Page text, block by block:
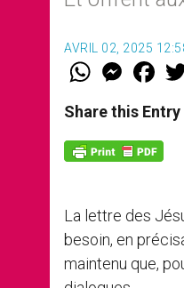
AVRIL 02, 2025
W
t
s
p
p
M
e
s
e
g
e
F
a
e
b
o
k
Share this Entry
La lettre des
besoin, en
maintenu que,